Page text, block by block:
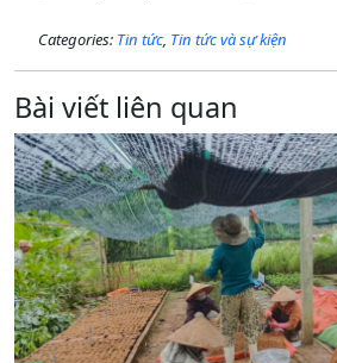
Categories: Tin tức Tin tức và sự kiện
Bài viết liên quan